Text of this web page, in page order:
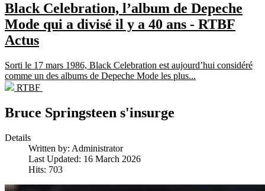
Black Celebration, l’album de Depeche
Mode qui a divisé il y a 40 ans - RTBF
Actus
Sorti le 17 mars 1986, Black Celebration est aujourd’hui considéré
comme un des albums de Depeche Mode les plus...
RTBF
Bruce Springsteen s'insurge
Details
Written by: Administrator
Last Updated: 16 March 2026
Hits: 703